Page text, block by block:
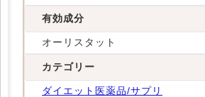
有効成分
オーリスタット
カテゴリー
ダイエット医薬品/サプリ